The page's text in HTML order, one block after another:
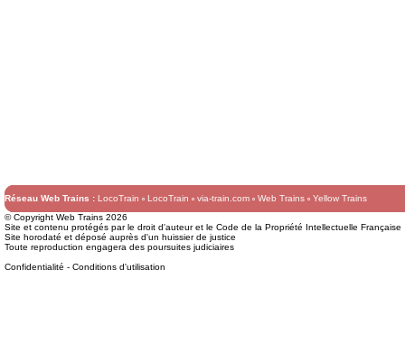
Réseau Web Trains : LocoTrain LocoTrain via-train.com Web Trains
Yellow Trains
© Copyright Web Trains 2026
Site et contenu protégés par le droit d'auteur et le Code de la Propriété Intellectuelle Française
Site horodaté et déposé auprès d'un huissier de justice
Toute reproduction engagera des poursuites judiciaires
Confidentialité - Conditions d'utilisation